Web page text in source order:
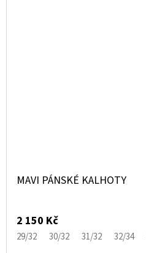
MAVI PÁNSKÉ KALHOTY
2 150 Kč
29/32 30/32 31/32 32/34